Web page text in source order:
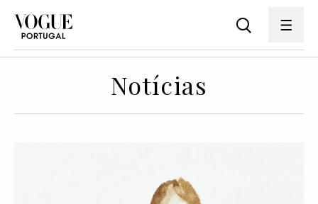
Notícias